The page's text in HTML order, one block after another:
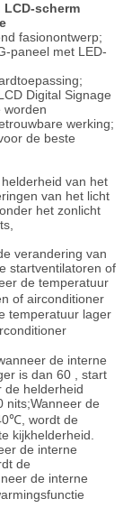
scherm
fasionontwerp;
paneel met LED-
Digital Signage
worden
werking;
de beste
van het
van het licht
het zonlicht
verandering van
startventilatoren of
de temperatuur
of airconditioner
temperatuur lager
de interne
is dan 60 , start
de helderheid
nits;Wanneer de
wordt de
kijkhelderheid.
de interne
de
de interne